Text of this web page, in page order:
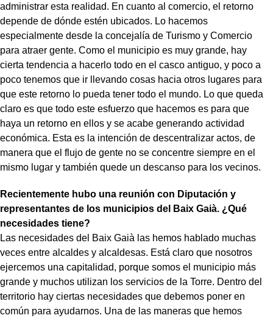
administrar esta realidad. En cuanto al comercio, el retorno
depende de dónde estén ubicados. Lo hacemos
especialmente desde la concejalía de Turismo y Comercio
para atraer gente. Como el municipio es muy grande, hay
cierta tendencia a hacerlo todo en el casco antiguo, y poco a
poco tenemos que ir llevando cosas hacia otros lugares para
que este retorno lo pueda tener todo el mundo. Lo que queda
claro es que todo este esfuerzo que hacemos es para que
haya un retorno en ellos y se acabe generando actividad
económica. Esta es la intención de descentralizar actos, de
manera que el flujo de gente no se concentre siempre en el
mismo lugar y también quede un descanso para los vecinos.
Recientemente hubo una reunión con Diputación y
representantes de los municipios del Baix Gaià. ¿Qué
necesidades tiene?
Las necesidades del Baix Gaià las hemos hablado muchas
veces entre alcaldes y alcaldesas. Está claro que nosotros
ejercemos una capitalidad, porque somos el municipio más
grande y muchos utilizan los servicios de la Torre. Dentro del
territorio hay ciertas necesidades que debemos poner en
común para ayudarnos. Una de las maneras que hemos